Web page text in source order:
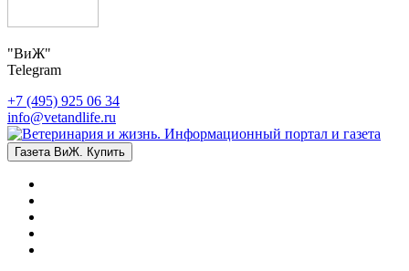
"ВиЖ"
Telegram
+7 (495) 925 06 34
info@vetandlife.ru
Газета ВиЖ. Купить